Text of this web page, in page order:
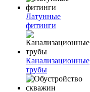
Латунные
фитинги
Канализационные
трубы